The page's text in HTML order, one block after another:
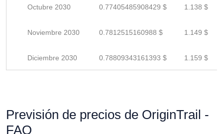
Octubre 2030 0.77405485908429 $ 1.138 $
Noviembre 2030 0.7812515160988 $ 1.149 $
Diciembre 2030 0.78809343161393 $ 1.159 $
Previsión de precios de OriginTrail -
FAQ